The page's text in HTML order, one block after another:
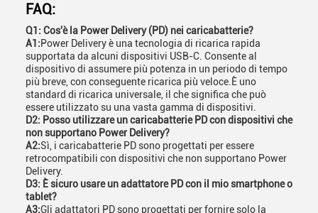
FAQ:
Q1: Cos'è la Power Delivery (PD) nei caricabatterie?
A1:Power Delivery è una tecnologia di ricarica rapida
supportata da alcuni dispositivi USB-C. Consente al
dispositivo di assumere più potenza in un periodo di tempo
più breve, con conseguente ricarica più veloce.È uno
standard di ricarica universale, il che significa che può
essere utilizzato su una vasta gamma di dispositivi.
D2: Posso utilizzare un caricabatterie PD con dispositivi che
non supportano Power Delivery?
A2:Sì, i caricabatterie PD sono progettati per essere
retrocompatibili con dispositivi che non supportano Power
Delivery.
D3: È sicuro usare un adattatore PD con il mio smartphone o
tablet?
A3:Gli adattatori PD sono progettati per fornire solo la